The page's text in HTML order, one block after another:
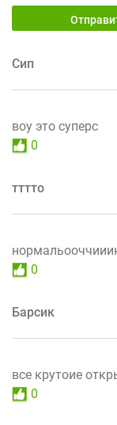
Сип
воу это суперс
0
тттто
0
Барсик
все крутоие
0